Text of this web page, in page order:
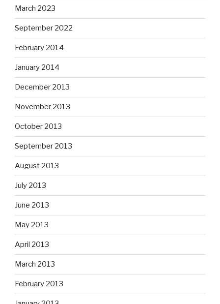
March 2023
September 2022
February 2014
January 2014
December 2013
November 2013
October 2013
September 2013
August 2013
July 2013
June 2013
May 2013
April 2013
March 2013
February 2013